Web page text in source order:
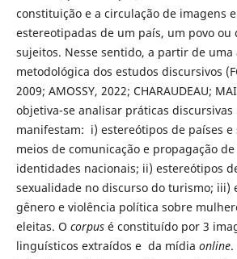
constituição e a circulação de imagens
estereotipadas de um país, um povo ou
sujeitos. Nesse sentido, a partir de
metodológica dos estudos discursivos
2009; AMOSSY, 2022; CHARAUDEAU;
objetiva-se analisar práticas discursivas
manifestam: i) estereótipos de países e
meios de comunicação e propagação
identidades nacionais; ii) estereótipos
sexualidade no discurso do turismo; iii)
gênero e violência política sobre
eleitas. O corpus é constituído por 3
linguísticos extraídos e da mídia online.